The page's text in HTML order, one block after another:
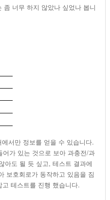
너무 하지 않았나 싶었나 봅니
서만 정보를 얻을 수 있습니다.
가 있는 것으로 보아 과충전/과
아도 될 듯 싶고, 테스트 결과에
보호회로가 동작하고 있음을 짐
테스트를 진행 했습니다.